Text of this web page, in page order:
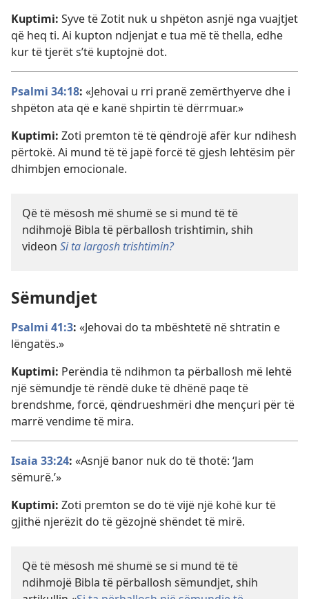
Kuptimi: Syve të Zotit nuk u shpëton asnjë nga vuajtjet
që heq ti. Ai kupton ndjenjat e tua më të thella, edhe
kur të tjerët s’të kuptojnë dot.
Psalmi 34:18: «Jehovai u rri pranë zemërthyerve dhe i
shpëton ata që e kanë shpirtin të dërrmuar.»
Kuptimi: Zoti premton të të qëndrojë afër kur ndihesh
përtokë. Ai mund të të japë forcë të gjesh lehtësim për
dhimbjen emocionale.
Që të mësosh më shumë se si mund të të
ndihmojë Bibla të përballosh trishtimin, shih
videon Si ta largosh trishtimin?
Sëmundjet
Psalmi 41:3: «Jehovai do ta mbështetë në shtratin e
lëngatës.»
Kuptimi: Perëndia të ndihmon ta përballosh më lehtë
një sëmundje të rëndë duke të dhënë paqe të
brendshme, forcë, qëndrueshmëri dhe mençuri për të
marrë vendime të mira.
Isaia 33:24: «Asnjë banor nuk do të thotë: ‘Jam
sëmurë.’»
Kuptimi: Zoti premton se do të vijë një kohë kur të
gjithë njerëzit do të gëzojnë shëndet të mirë.
Që të mësosh më shumë se si mund të të
ndihmojë Bibla të përballosh sëmundjet, shih